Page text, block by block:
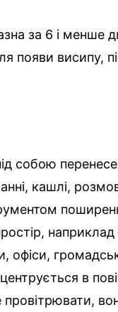
за 6 і менше
появи висипу,
собою
кашлі,
наприклад
офіси,
в
провітрювати,